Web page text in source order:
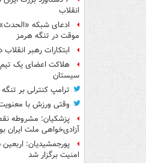
انقلاب
ادعای شبکه «الحدث»
موقت در تنگه هرمز
ابتکارات رهبر انقلاب
هلاکت اعضای یک
سیستان
ترامپ کنترلی بر
وقتی ورزش با
پزشکیان: مشروطه
آزادی‌خواهی ملت ایران
امنیت برگزار شد